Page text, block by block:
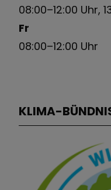
08:00–12:00 Uhr,
Fr
08:00–12:00 Uhr
KLIMA-